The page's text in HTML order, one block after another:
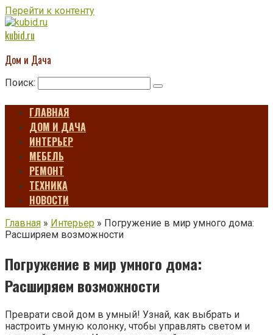
Перейти к контенту
kubid.ru
Дом и Дача
Поиск:
ГЛАВНАЯ
ДОМ И ДАЧА
ИНТЕРЬЕР
МЕБЕЛЬ
РЕМОНТ
ТЕХНИКА
НОВОСТИ
Главная » Интерьер » Погружение в мир умного дома:
Расширяем возможности
Погружение в мир умного дома:
Расширяем возможности
Преврати свой дом в умный! Узнай, как выбрать и
настроить умную колонку, чтобы управлять светом и